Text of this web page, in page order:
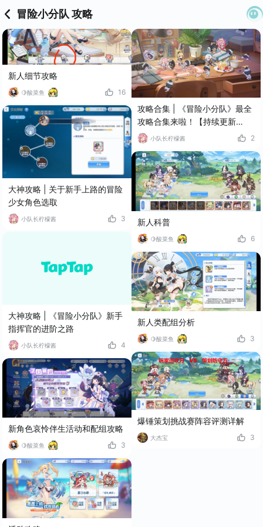
冒险小分队 攻略
新人细节攻略
🍋酸菜鱼 16
大神攻略 | 关于新手上路的冒险
少女角色选取
小队长柠檬酱 3
大神攻略 | 《冒险小分队》新手
指挥官的进阶之路
小队长柠檬酱 4
新角色哀怜伴生活动和配组攻略
🍋酸菜鱼 3
攻略合集 | 《冒险小分队》最全
攻略合集来啦！【持续更新
ing】小队长柠檬酱 2
新人科普
🍋酸菜鱼 6
新人类配组分析
🍋酸菜鱼 3
爆锤策划挑战赛阵容评测详解
大杰宝 3